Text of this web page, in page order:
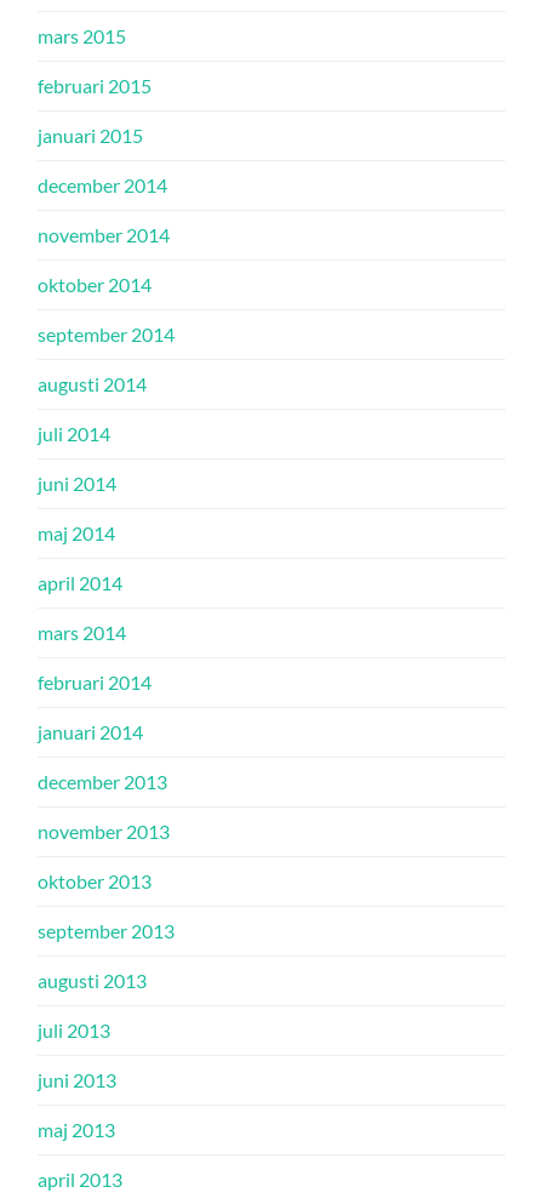
mars 2015
februari 2015
januari 2015
december 2014
november 2014
oktober 2014
september 2014
augusti 2014
juli 2014
juni 2014
maj 2014
april 2014
mars 2014
februari 2014
januari 2014
december 2013
november 2013
oktober 2013
september 2013
augusti 2013
juli 2013
juni 2013
maj 2013
april 2013